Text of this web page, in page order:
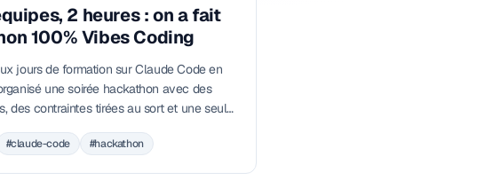
2 heures : on a fait
100% Vibes Coding
jours de formation sur Claude Code en
une soirée hackathon avec des
des contraintes tirées au sort et une seule
d'expérience sur un format à
#claude-code #hackathon